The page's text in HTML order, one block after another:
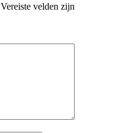
Vereiste velden zijn